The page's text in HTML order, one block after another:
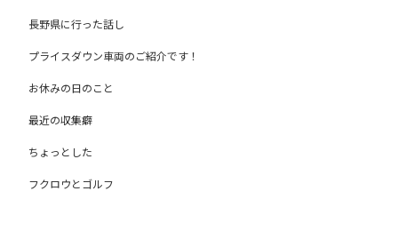
長野県に行った話し
プライスダウン車両のご紹介です！
お休みの日のこと
最近の収集癖
ちょっとした
フクロウとゴルフ